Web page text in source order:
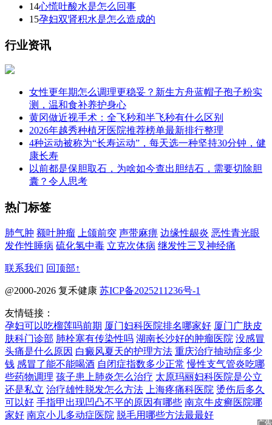
14心慌吐酸水是怎么回事
15孕妇双肾积水是怎么造成的
行业资讯
女性更年期怎么调理更稳妥？新生方舟蓝帽子孢子粉实
测，温和食补养护身心
黄冈做近视手术：全飞秒和半飞秒有什么区别
2026年越秀种植牙医院推荐榜单最新排行整理
4种运动被称为“长寿运动”，每天选一种坚持30分钟，健
康长寿
以前都是保胆取石，为啥如今查出胆结石，需要切除胆
囊？令人思考
热门标签
肺气肿 额叶肿瘤 上颌前突 声带麻痹 边缘性龈炎 恶性青光眼
发作性睡病 硫化氢中毒 立克次体病 继发性三叉神经痛
联系我们 回顶部↑
@2000-2026 复禾健康 苏ICP备2025211236号-1
友情链接：
孕妇可以吃榴莲吗前期 厦门妇科医院排名哪家好 厦门广肤皮
肤科门诊部 肺栓塞有传染性吗 湖南长沙好的肿瘤医院 没感冒
头痛是什么原因 白癜风夏天的护理方法 重庆治疗抽动症多少
钱 感冒了能不能喝酒 自闭症指数多少正常 慢性支气管炎吃哪
些药物调理 孩子患上肺炎怎么治疗 太原玛丽妇科医院是公立
还是私立 治疗雄性脱发怎么方法 上海疼痛科医院 烫伤后多久
可以好 手指甲出现凹凸不平的原因有哪些 南京牛皮癣医院哪
家好 南京小儿多动症医院 脱毛用哪些方法最最好